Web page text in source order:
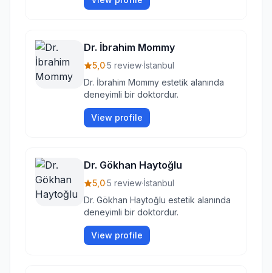
Dr. İbrahim Mommy
5,0·5 review·İstanbul
Dr. İbrahim Mommy estetik alanında
deneyimli bir doktordur.
View profile
Dr. Gökhan Haytoğlu
5,0·5 review·İstanbul
Dr. Gökhan Haytoğlu estetik alanında
deneyimli bir doktordur.
View profile